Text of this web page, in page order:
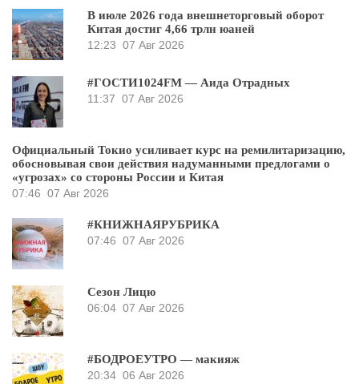
В июле 2026 года внешнеторговый оборот
Китая достиг 4,66 трлн юаней
12:23 07 Авг 2026
#ГОСТИ1024FM — Аида Отрадных
11:37 07 Авг 2026
Официальный Токио усиливает курс на ремилитаризацию,
обосновывая свои действия надуманными предлогами о
«угрозах» со стороны России и Китая
07:46 07 Авг 2026
#КНИЖНАЯРУБРИКА
07:46 07 Авг 2026
Сезон Лицю
06:04 07 Авг 2026
#БОДРОЕУТРО — макияж
20:34 06 Авг 2026